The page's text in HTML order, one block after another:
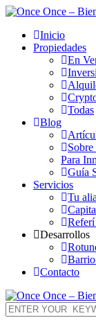
Inicio
Propiedades
En
Todas
Blog
Para
Guía
Servicios
Tu
Desarrollos
Contacto